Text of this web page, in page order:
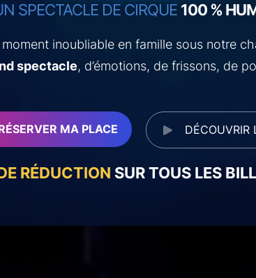
SPECTACLE DE CIRQUE 100 %
inoubliable en famille sous notre
spectacle, d’émotions, de frissons, de
MA PLACE DÉCOUVRIR
RÉDUCTION SUR TOUS LES